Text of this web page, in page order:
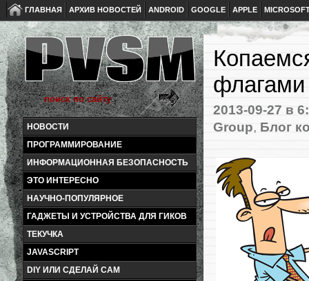
ГЛАВНАЯ АРХИВ НОВОСТЕЙ ANDROID GOOGLE APPLE
НОВОСТИ
ПРОГРАММИРОВАНИЕ
ИНФОРМАЦИОННАЯ БЕЗОПАСНОСТЬ
ЭТО ИНТЕРЕСНО
НАУЧНО-ПОПУЛЯРНОЕ
ГАДЖЕТЫ И УСТРОЙСТВА ДЛЯ ГИКОВ
ТЕКУЧКА
JAVASCRIPT
DIY ИЛИ СДЕЛАЙ САМ
флагами
2013-09-27 в
Group, Блог